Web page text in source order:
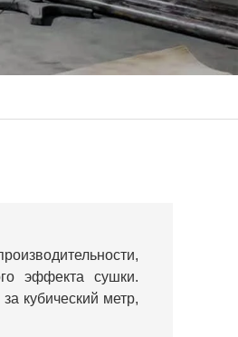
эффекта сушки.
кубический метр,